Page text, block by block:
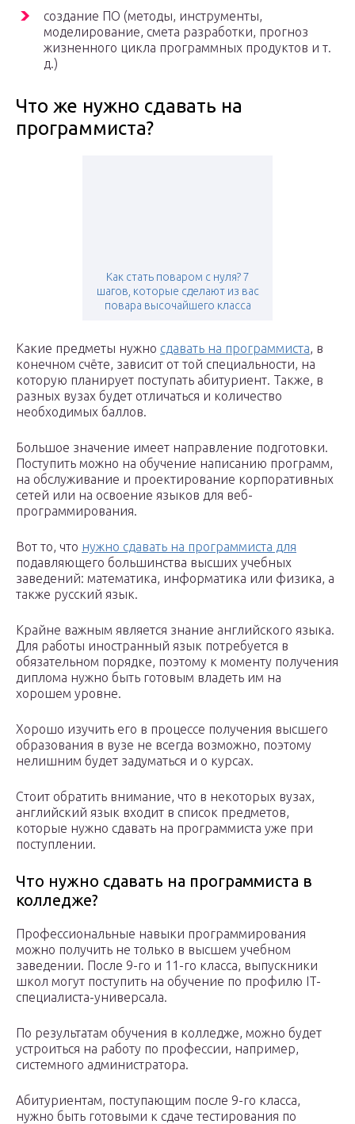
создание ПО (методы, инструменты,
моделирование, смета разработки, прогноз
жизненного цикла программных продуктов и т.
д.)
Что же нужно сдавать на
программиста?
Как стать поваром с нуля? 7
шагов, которые сделают из вас
повара высочайшего класса
Какие предметы нужно сдавать на программиста, в
конечном счёте, зависит от той специальности, на
которую планирует поступать абитуриент. Также, в
разных вузах будет отличаться и количество
необходимых баллов.
Большое значение имеет направление подготовки.
Поступить можно на обучение написанию программ,
на обслуживание и проектирование корпоративных
сетей или на освоение языков для веб-
программирования.
Вот то, что нужно сдавать на программиста для
подавляющего большинства высших учебных
заведений: математика, информатика или физика, а
также русский язык.
Крайне важным является знание английского языка.
Для работы иностранный язык потребуется в
обязательном порядке, поэтому к моменту получения
диплома нужно быть готовым владеть им на
хорошем уровне.
Хорошо изучить его в процессе получения высшего
образования в вузе не всегда возможно, поэтому
нелишним будет задуматься и о курсах.
Стоит обратить внимание, что в некоторых вузах,
английский язык входит в список предметов,
которые нужно сдавать на программиста уже при
поступлении.
Что нужно сдавать на программиста в
колледже?
Профессиональные навыки программирования
можно получить не только в высшем учебном
заведении. После 9-го и 11-го класса, выпускники
школ могут поступить на обучение по профилю IT-
специалиста-универсала.
По результатам обучения в колледже, можно будет
устроиться на работу по профессии, например,
системного администратора.
Абитуриентам, поступающим после 9-го класса,
нужно быть готовыми к сдаче тестирования по